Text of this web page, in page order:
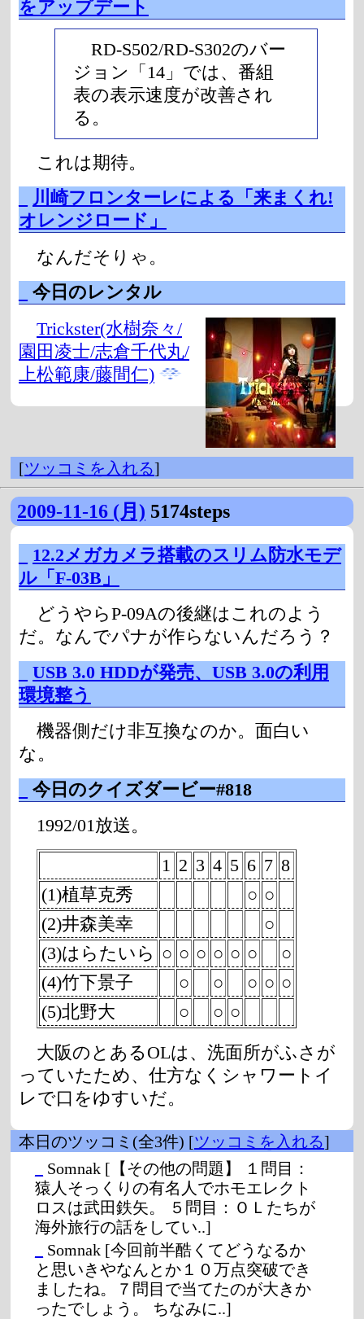
をアップデート
RD-S502/RD-S302のバー
ジョン「14」では、番組
表の表示速度が改善され
る。
これは期待。
川崎フロンターレによる「来まくれ!
オレンジロード」
なんだそりゃ。
今日のレンタル
Trickster(水樹奈々/
園田凌士/志倉千代丸/
上松範康/藤間仁)
[ツッコミを入れる]
2009-11-16 (月) 5174steps
12.2メガカメラ搭載のスリム防水モデ
ル「F-03B」
どうやらP-09Aの後継はこれのよう
だ。なんでパナが作らないんだろう？
USB 3.0 HDDが発売、USB 3.0の利用
環境整う
機器側だけ非互換なのか。面白い
な。
今日のクイズダービー#818
1992/01放送。
1 2 3 4 5 6 7 8
(1)植草克秀
○ ○
(2)井森美幸
○
(3)はらたいら ○ ○ ○ ○ ○ ○
○
(4)竹下景子
○ ○ ○ ○ ○
(5)北野大
○ ○ ○
大阪のとあるOLは、洗面所がふさが
っていたため、仕方なくシャワートイ
レで口をゆすいだ。
本日のツッコミ(全3件) [ツッコミを入れる]
Somnak [【その他の問題】 １問目：
猿人そっくりの有名人でホモエレクト
ロスは武田鉄矢。 ５問目：ＯＬたちが
海外旅行の話をしてい..]
Somnak [今回前半酷くてどうなるか
と思いきやなんとか１０万点突破でき
ましたね。７問目で当てたのが大きか
ったでしょう。 ちなみに..]